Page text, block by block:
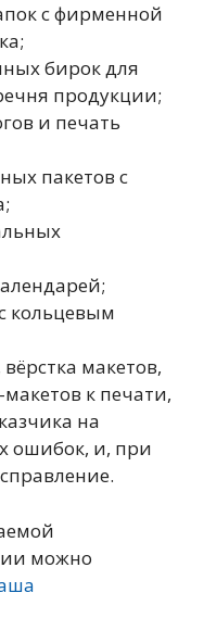
с фирменной
бирок для
продукции;
и печать
пакетов с
кольцевым
макетов,
к печати,
на
ошибок, и, при
можно